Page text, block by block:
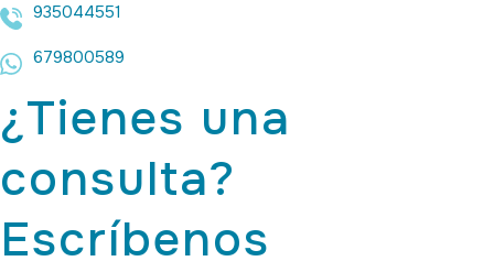
935044551
679800589
¿Tienes una
consulta?
Escríbenos